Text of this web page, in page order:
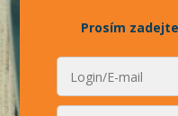
Prosím